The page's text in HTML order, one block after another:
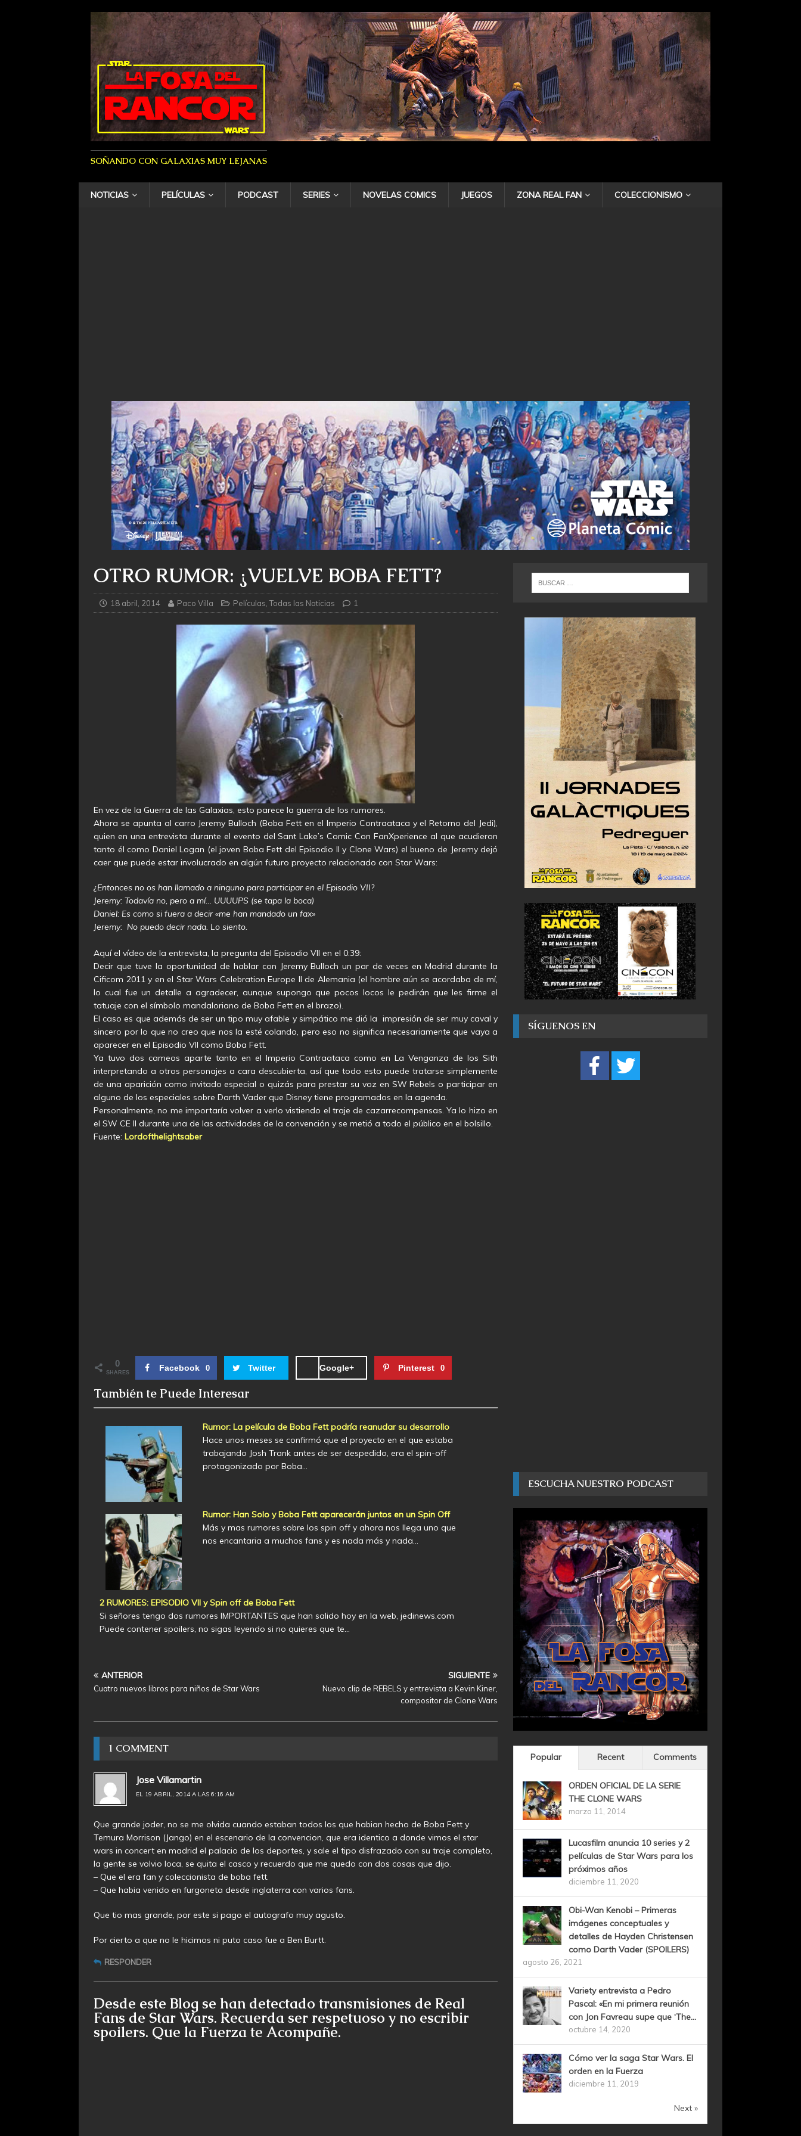
SOÑANDO CON GALAXIAS MUY LEJANAS
NOTICIAS PELÍCULAS PODCAST SERIES NOVELAS COMICS JUEGOS ZONA REAL FAN COLECCIONISMO
OTRO RUMOR: ¿VUELVE BOBA FETT?
18 abril, 2014 Paco Villa Películas ,Todas las Noticias 1
En vez de la Guerra de las Galaxias, esto parece la guerra de los rumores.
Ahora se apunta al carro Jeremy Bulloch (Boba Fett en el Imperio Contraataca y el Retorno del Jedi),
quien en una entrevista durante el evento del Sant Lake’s Comic Con FanXperience al que acudieron
tanto él como Daniel Logan (el joven Boba Fett del Episodio II y Clone Wars) el bueno de Jeremy dejó
caer que puede estar involucrado en algún futuro proyecto relacionado con Star Wars:
¿Entonces no os han llamado a ninguno para participar en el Episodio VII?
Jeremy: Todavía no, pero a mí… UUUUPS (se tapa la boca)
Daniel: Es como si fuera a decir «me han mandado un fax»
Jeremy: No puedo decir nada. Lo siento.
Aquí el vídeo de la entrevista, la pregunta del Episodio VII en el 0:39:
Decir que tuve la oportunidad de hablar con Jeremy Bulloch un par de veces en Madrid durante la
Cificom 2011 y en el Star Wars Celebration Europe II de Alemania (el hombre aún se acordaba de mí,
lo cual fue un detalle a agradecer, aunque supongo que pocos locos le pedirán que les firme el
tatuaje con el símbolo mandaloriano de Boba Fett en el brazo).
El caso es que además de ser un tipo muy afable y simpático me dió la impresión de ser muy caval y
sincero por lo que no creo que nos la esté colando, pero eso no significa necesariamente que vaya a
aparecer en el Episodio VII como Boba Fett.
Ya tuvo dos cameos aparte tanto en el Imperio Contraataca como en La Venganza de los Sith
interpretando a otros personajes a cara descubierta, así que todo esto puede tratarse simplemente
de una aparición como invitado especial o quizás para prestar su voz en SW Rebels o participar en
alguno de los especiales sobre Darth Vader que Disney tiene programados en la agenda.
Personalmente, no me importaría volver a verlo vistiendo el traje de cazarrecompensas. Ya lo hizo en
el SW CE II durante una de las actividades de la convención y se metió a todo el público en el bolsillo.
Fuente: Lordofthelightsaber
0
SHARES Facebook 0 Twitter Google+ Pinterest 0
También te Puede Interesar
Rumor: La película de Boba Fett podría reanudar su desarrollo
Hace unos meses se confirmó que el proyecto en el que estaba
trabajando Josh Trank antes de ser despedido, era el spin-off
protagonizado por Boba…
Rumor: Han Solo y Boba Fett aparecerán juntos en un Spin Off
Más y mas rumores sobre los spin off y ahora nos llega uno que
nos encantaria a muchos fans y es nada más y nada…
2 RUMORES: EPISODIO VII y Spin off de Boba Fett
Si señores tengo dos rumores IMPORTANTES que han salido hoy en la web, jedinews.com
Puede contener spoilers, no sigas leyendo si no quieres que te…
ANTERIOR
Cuatro nuevos libros para niños de Star Wars
SIGUIENTE
Nuevo clip de REBELS y entrevista a Kevin Kiner,
compositor de Clone Wars
1 COMMENT
Jose Villamartin
EL 19 ABRIL, 2014 A LAS 6:16 AM
Que grande joder, no se me olvida cuando estaban todos los que habian hecho de Boba Fett y
Temura Morrison (Jango) en el escenario de la convencion, que era identico a donde vimos el star
wars in concert en madrid el palacio de los deportes, y sale el tipo disfrazado con su traje completo,
la gente se volvio loca, se quita el casco y recuerdo que me quedo con dos cosas que dijo.
– Que el era fan y coleccionista de boba fett.
– Que habia venido en furgoneta desde inglaterra con varios fans.
Que tio mas grande, por este si pago el autografo muy agusto.
Por cierto a que no le hicimos ni puto caso fue a Ben Burtt.
RESPONDER
Desde este Blog se han detectado transmisiones de Real
Fans de Star Wars. Recuerda ser respetuoso y no escribir
spoilers. Que la Fuerza te Acompañe.
SÍGUENOS EN
ESCUCHA NUESTRO PODCAST
Popular Recent Comments
ORDEN OFICIAL DE LA SERIE
THE CLONE WARS
marzo 11, 2014
Lucasfilm anuncia 10 series y 2
películas de Star Wars para los
próximos años
diciembre 11, 2020
Obi-Wan Kenobi – Primeras
imágenes conceptuales y
detalles de Hayden Christensen
como Darth Vader (SPOILERS)
agosto 26, 2021
Variety entrevista a Pedro
Pascal: «En mi primera reunión
con Jon Favreau supe que ‘The...
octubre 14, 2020
Cómo ver la saga Star Wars. El
orden en la Fuerza
diciembre 11, 2019
Next »